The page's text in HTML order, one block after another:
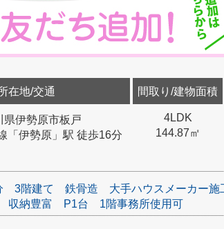
在地/交通
県伊勢原市板戸
「伊勢原」駅 徒歩16分
間取り/建物面積
4LDK
144.87㎡
3階建て 鉄骨造
大手ハウスメーカー施
収納豊富 P1台 1階事務所使用可